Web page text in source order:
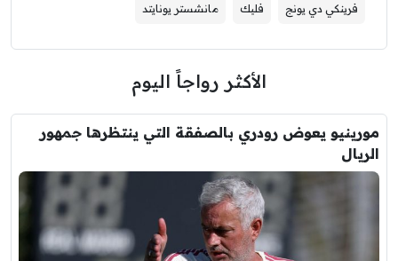
فرينكي دي يونج فليك مانشستر يونايتد
الأكثر رواجاً اليوم
مورينيو يعوض رودري بالصفقة التي ينتظرها جمهور
الريال